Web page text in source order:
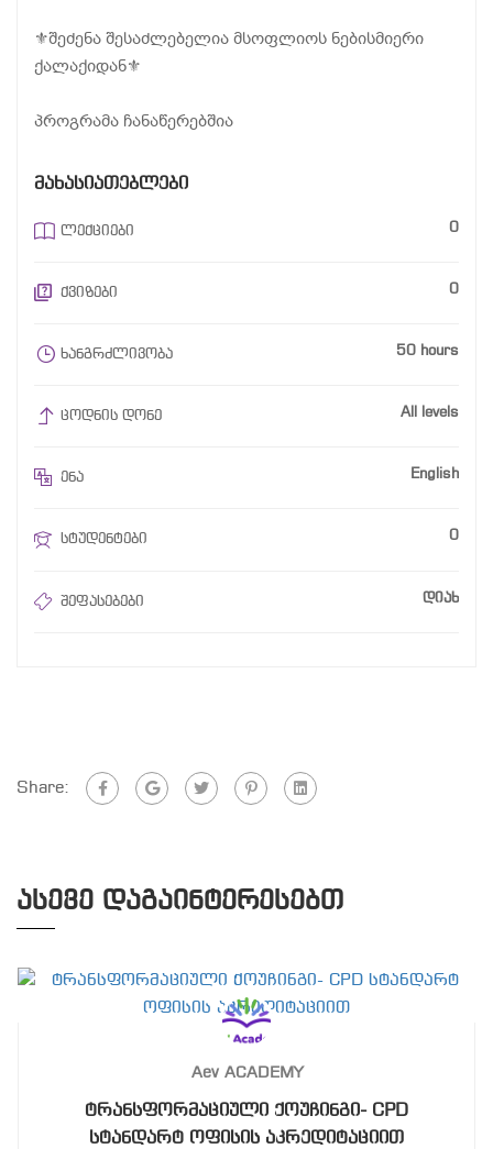
⚜️შეძენა შესაძლებელია მსოფლიოს ნებისმიერი
ქალაქიდან⚜️
პროგრამა ჩანაწერებშია
ᲛᲐᲮᲐᲡᲘᲐᲗᲔᲑᲚᲔᲑᲘ
ლექციები 0
ქვიზები 0
ხანგრძლივობა 50 hours
ცოდნის დონე All levels
ენა English
სტუდენტები 0
შეფასებები დიახ
Share:
ᲐᲡᲔᲕᲔ ᲓᲐᲒᲐᲘᲜᲢᲔᲠᲔᲡᲔᲑᲗ
Aev ACADEMY
ტრანსფორმაციული ქოუჩინგი- CPD
სტანდარტ ოფისის აკრედიტაციით